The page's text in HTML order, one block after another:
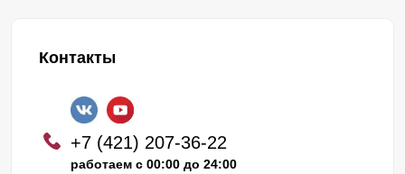
Контакты
+7 (421) 207-36-22
работаем с 00:00 до 24:00